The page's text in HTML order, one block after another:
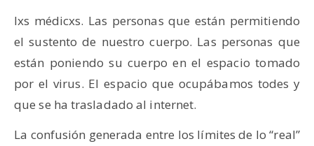
lxs médicxs. Las personas que están permitiendo
el sustento de nuestro cuerpo. Las personas que
están poniendo su cuerpo en el espacio tomado
por el virus. El espacio que ocupábamos todes y
que se ha trasladado al internet.
La confusión generada entre los límites de lo “real”